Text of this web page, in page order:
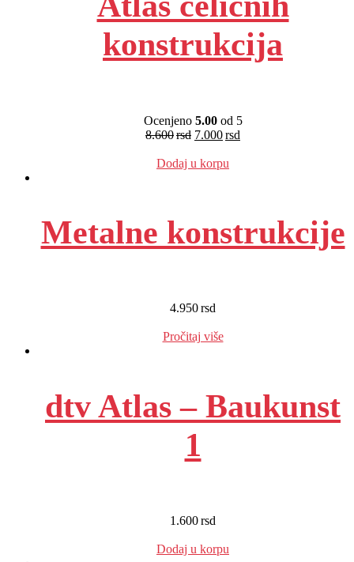
konstrukcija
Ocenjeno 5.00od 5
8.600rsd 7.000rsd
Dodaj u korpu
Metalne konstrukcije
4.950rsd
Pročitaj više
dtv Atlas – Baukunst
1
1.600rsd
Dodaj u korpu